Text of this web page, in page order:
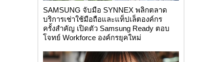
SAMSUNG จับมือ SYNNEX พลิกตลาด
บริการเช่าใช้มือถือและแท็ปเล็ตองค์กร
ครั้งสำคัญ เปิดตัว Samsung Ready ตอบ
โจทย์ Workforce องค์กรยุคใหม่